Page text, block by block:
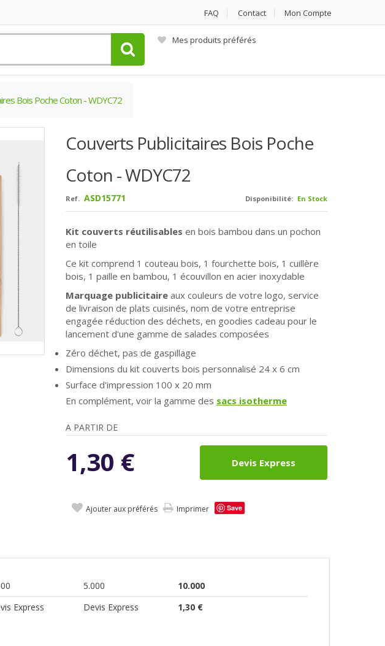
FAQ Contact Mon Compte
Mes produits préférés
Bois Poche Coton - WDYC72
Couverts Publicitaires Bois Poche
Coton - WDYC72
Disponibilité: En Stock
Ref. ASD15771
Kit couverts réutilisables en bois bambou dans un pochon
en toile
Ce kit comprend 1 couteau bois, 1 fourchette bois, 1 cuillère
bois, 1 paille en bambou, 1 écouvillon en acier inoxydable
Marquage publicitaire aux couleurs de votre logo, service
de livraison de plats cuisinés, nom de votre entreprise
engagée réduction des déchets, en goodies cadeau pour le
lancement d'une gamme de salades composées
Zéro déchet, pas de gaspillage
Dimensions du kit couverts bois personnalisé 24 x 6 cm
Surface d'impression 100 x 20 mm
En complément, voir la gamme des sacs isotherme
A PARTIR DE
1,30 € Devis Express
Ajouter aux préférés Imprimer Save
5.000
10.000
Express Devis Express 1,30 €